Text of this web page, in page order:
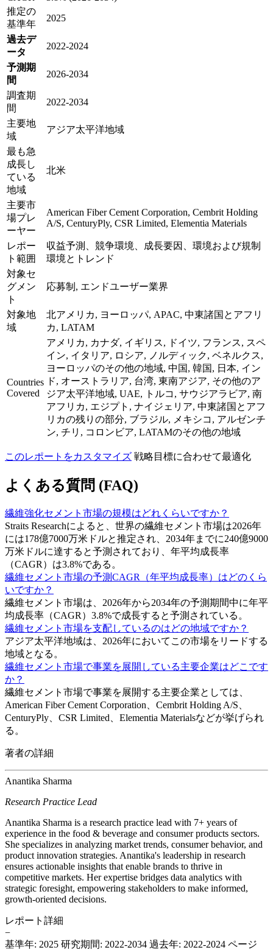
推定の
基準年
2025
過去デ
ータ
2022-2024
予測期
間
2026-2034
調査期
間
2022-2034
主要地
域
アジア太平洋地域
最も急
成長し
ている
地域
北米
主要市
場プレ
ーヤー
American Fiber Cement Corporation, Cembrit Holding
A/S, CenturyPly, CSR Limited, Elementia Materials
レポー
ト範囲
収益予測、競争環境、成長要因、環境および規制
環境とトレンド
対象セ
グメン
ト
応募制, エンドユーザー業界
対象地
域
北アメリカ, ヨーロッパ, APAC, 中東諸国とアフリ
カ, LATAM
Countries
Covered
アメリカ, カナダ, イギリス, ドイツ, フランス, スペ
イン, イタリア, ロシア, ノルディック, ベネルクス,
ヨーロッパのその他の地域, 中国, 韓国, 日本, イン
ド, オーストラリア, 台湾, 東南アジア, その他のア
ジア太平洋地域, UAE, トルコ, サウジアラビア, 南
アフリカ, エジプト, ナイジェリア, 中東諸国とアフ
リカの残りの部分, ブラジル, メキシコ, アルゼンチ
ン, チリ, コロンビア, LATAMのその他の地域
このレポートをカスタマイズ 戦略目標に合わせて最適化
よくある質問 (FAQ)
繊維強化セメント市場の規模はどれくらいですか？
Straits Researchによると、世界の繊維セメント市場は2026年
には178億7000万米ドルと推定され、2034年までに240億9000
万米ドルに達すると予測されており、年平均成長率
（CAGR）は3.8%である。
繊維セメント市場の予測CAGR（年平均成長率）はどのくら
いですか？
繊維セメント市場は、2026年から2034年の予測期間中に年平
均成長率（CAGR）3.8%で成長すると予測されている。
繊維セメント市場を支配しているのはどの地域ですか？
アジア太平洋地域は、2026年においてこの市場をリードする
地域となる。
繊維セメント市場で事業を展開している主要企業はどこです
か？
繊維セメント市場で事業を展開する主要企業としては、
American Fiber Cement Corporation、Cembrit Holding A/S、
CenturyPly、CSR Limited、Elementia Materialsなどが挙げられ
る。
著者の詳細
Anantika Sharma
Research Practice Lead
Anantika Sharma is a research practice lead with 7+ years of
experience in the food & beverage and consumer products sectors.
She specializes in analyzing market trends, consumer behavior, and
product innovation strategies. Anantika's leadership in research
ensures actionable insights that enable brands to thrive in
competitive markets. Her expertise bridges data analytics with
strategic foresight, empowering stakeholders to make informed,
growth-oriented decisions.
レポート詳細
−
基準年: 2025 研究期間: 2022-2034 過去年: 2022-2024 ページ